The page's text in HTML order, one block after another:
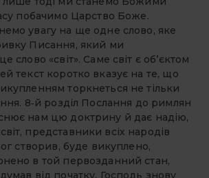
побачимо Царство Боже.
увагу на ще одне слово, яке
Писання, який ми
слово «світ». Саме світ є об’єктом
текст коротко вказує на те, що
торкнеться не тільки
8‑й розділ Послання до римлян
нам цю доктрину й дає надію,
представники всіх народів
створив, буде викуплено,
в той первозданний стан,
від початку. Господь знову